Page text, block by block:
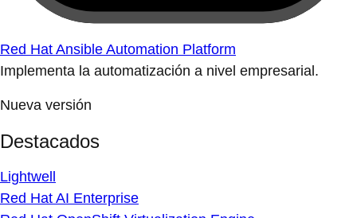
Red Hat Ansible Automation Platform
Implementa la automatización a nivel empresarial.
Nueva versión
Destacados
Lightwell
Red Hat AI Enterprise